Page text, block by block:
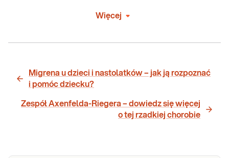
Więcej
Migrena u dzieci i nastolatków – jak ją rozpoznać
i pomóc dziecku?
Zespół Axenfelda-Riegera – dowiedz się więcej
o tej rzadkiej chorobie